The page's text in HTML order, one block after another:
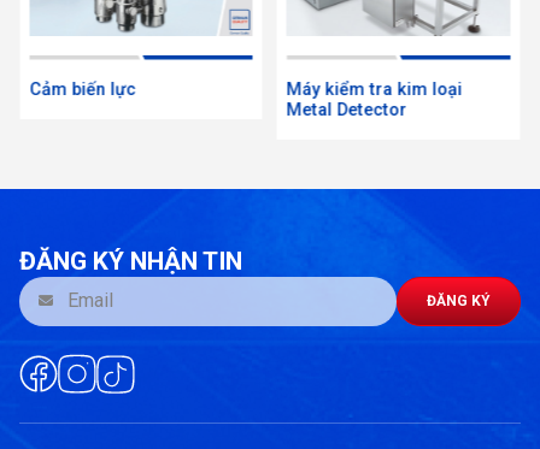
Cảm biến lực
Máy kiểm tra kim loại
Metal Detector
ĐĂNG KÝ NHẬN TIN
ĐĂNG KÝ